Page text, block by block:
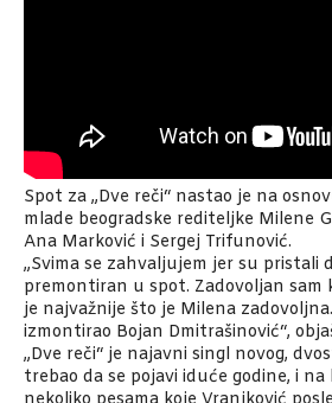
Spot za „Dve reči“ nastao je na
mlade beogradske rediteljke Milene
Ana Marković i Sergej Trifunović.
„Svima se zahvaljujem jer su pristali
premontiran u spot. Zadovoljan sam
je najvažnije što je Milena
izmontirao Bojan Dmitrašinović“,
„Dve reči“ je najavni singl novog,
trebao da se pojavi iduće godine, i na